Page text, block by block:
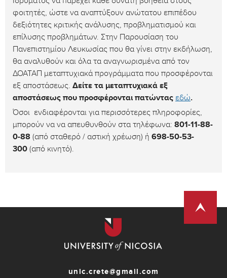
φοιτητές, ώστε να αναπτύξουν ανώτατου επιπέδου
δεξιότητες κριτικής ανάλυσης, προβληματισμού και
επίλυσης προβλημάτων. Στην Παρουσίαση του
Πανεπιστημίου Λευκωσίας που θα γίνει στην εκδήλωση,
θα αναλυθούν και όλα τα αναγνωρισμένα από τον
ΔΟΑΤΑΠ μεταπτυχιακά προγράμματα που προσφέρονται
εξ αποστάσεως. Δείτε τα μεταπτυχιακά εξ
αποστάσεως που προσφέρονται πατώντας εδώ.
Όσοι ενδιαφέρονται για περισσότερες πληροφορίες,
μπορούν να να απευθυνθούν στα τηλέφωνα: 801-11-88-
0-88 (από σταθερό / αστική χρέωση) ή 698-50-53-
300 (από κινητό).
unic.crete@gmail.com